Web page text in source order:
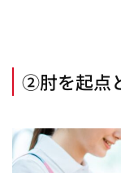
②肘を起点